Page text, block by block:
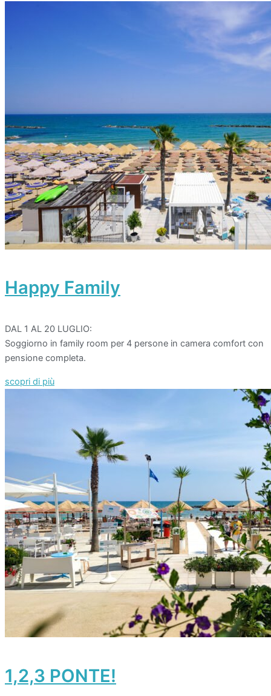
Happy Family
DAL 1 AL 20 LUGLIO:
Soggiorno in family room per 4 persone in camera comfort con
pensione completa.
scopri di più
1,2,3 PONTE!